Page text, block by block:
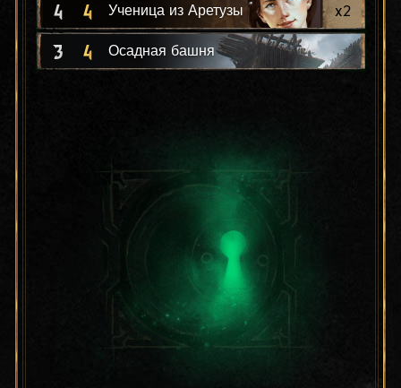
4 4 Ученица из Аретузы x2
3 4 Осадная башня